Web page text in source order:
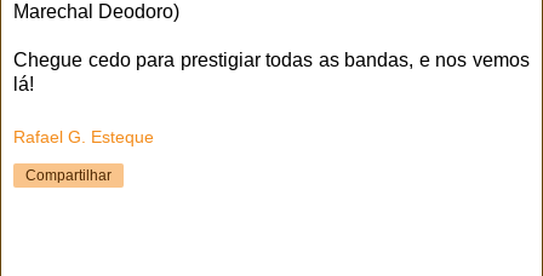
Marechal Deodoro)
Chegue cedo para prestigiar todas as bandas, e nos vemos
lá!
Rafael G. Esteque
Compartilhar